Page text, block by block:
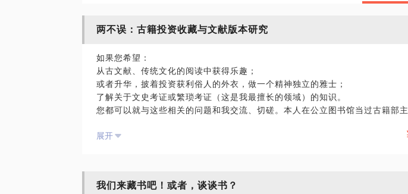
两不误：古籍投资收藏与文献版本研究
如果您希望：
从古文献、传统文化的阅读中获得乐趣；
或者升华，披着投资获利俗人的外衣，做一个精神独立的雅士；
了解关于文史考证或繁琐考证（这是我最擅长的领域）的知识。
您都可以就与这些相关的问题和我交流、切磋。本人在公立图书馆当过古籍部
我有些得意。所以，没有专业的职称、名分，是多大个事儿呢？关键是自己得有
您有同好？那我们见见？
展开
我们来藏书吧！或者，谈谈书？